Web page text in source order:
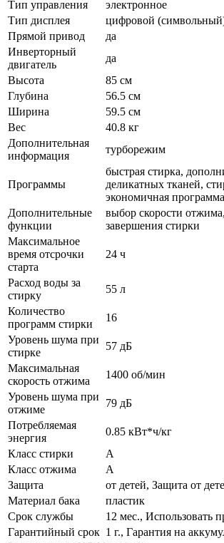
Тип управления
электронное
Тип дисплея
цифровой
Прямой привод
да
Инверторный
двигатель
да
Высота
85 см
Глубина
56.5 см
Ширина
59.5 см
Вес
40.8 кг
Дополнительная
информация
турборежим
Программы
быстрая стирка,
деликатных тканей,
экономичная
Дополнительные
функции
выбор скорости
завершения стирки
Максимальное
время отсрочки
старта
24 ч
Расход воды за
стирку
55 л
Количество
программ стирки
16
Уровень шума при
стирке
57 дБ
Максимальная
скорость отжима
1400 об/мин
Уровень шума при
отжиме
79 дБ
Потребляемая
энергия
0.85 кВт*ч/кг
Класс стирки
A
Класс отжима
A
Защита
от детей, Защита от
Материал бака
пластик
Срок службы
12 мес., Использовать
Гарантийный срок 1 г., Гарантия на